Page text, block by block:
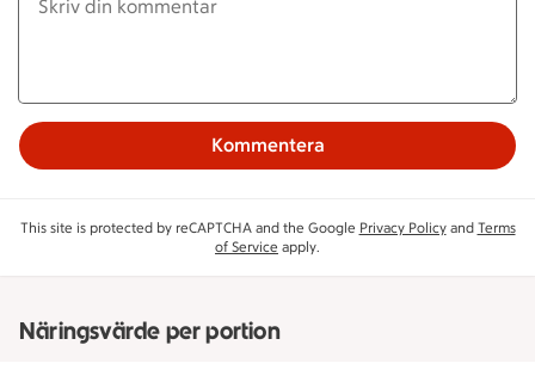
Kommentera
This site is protected by reCAPTCHA and the Google Privacy Policyand Terms
of Service apply.
Näringsvärde per portion